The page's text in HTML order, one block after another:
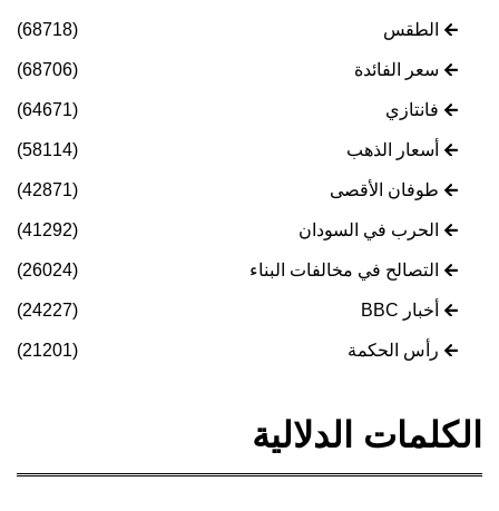
الطقس (68718)
سعر الفائدة (68706)
فانتازي (64671)
أسعار الذهب (58114)
طوفان الأقصى (42871)
الحرب في السودان (41292)
التصالح في مخالفات البناء (26024)
أخبار BBC (24227)
رأس الحكمة (21201)
الكلمات الدلالية